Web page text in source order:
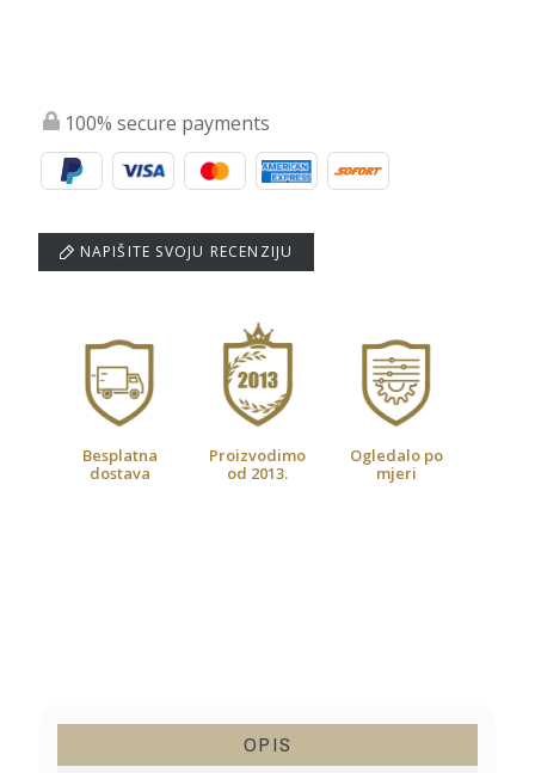
100% secure payments
NAPIŠITE SVOJU RECENZIJU
Besplatna
dostava
Proizvodimo
od 2013.
Ogledalo po
mjeri
OPIS